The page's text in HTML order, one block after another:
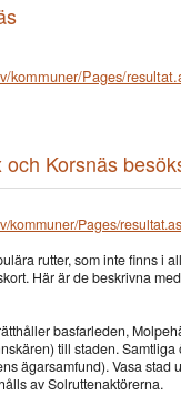
kommuner/Pages/
Korsnäs
kommuner/Pages/
rutter, som inte finns i
Här är de beskrivna
basfarleden,
till staden.
ägarsamfund). Vasa
av Solruttenaktörerna.